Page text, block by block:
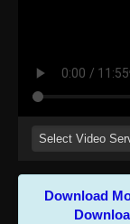
Download